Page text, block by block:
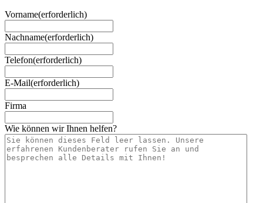
Vorname(erforderlich)
Nachname(erforderlich)
Telefon(erforderlich)
E-Mail(erforderlich)
Firma
Wie können wir Ihnen helfen?